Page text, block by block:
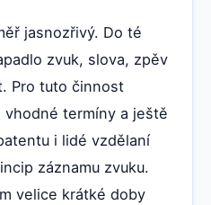
jasnozřivý. Do té
zvuk, slova, zpěv
Pro tuto činnost
termíny a ještě
i lidé vzdělaní
záznamu zvuku.
velice krátké doby